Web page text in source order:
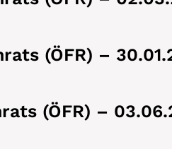
(ÖFR) –
(ÖFR) –